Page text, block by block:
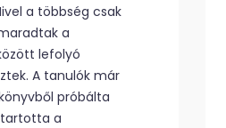
a többség csak
a
lefolyó
A tanulók már
próbálta
tartotta a